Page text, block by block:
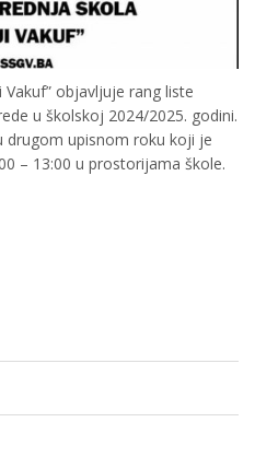
objavljuje rang liste
u školskoj 2024/2025. godini.
drugom upisnom roku koji je
– 13:00 u prostorijama škole.